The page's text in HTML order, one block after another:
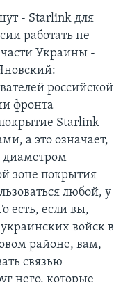
- Starlink для
работать не
части Украины -
российской
фронта
Starlink
а это означает,
диаметром
зоне покрытия
любой, у
есть, если вы,
войск в
районе, вам,
связью